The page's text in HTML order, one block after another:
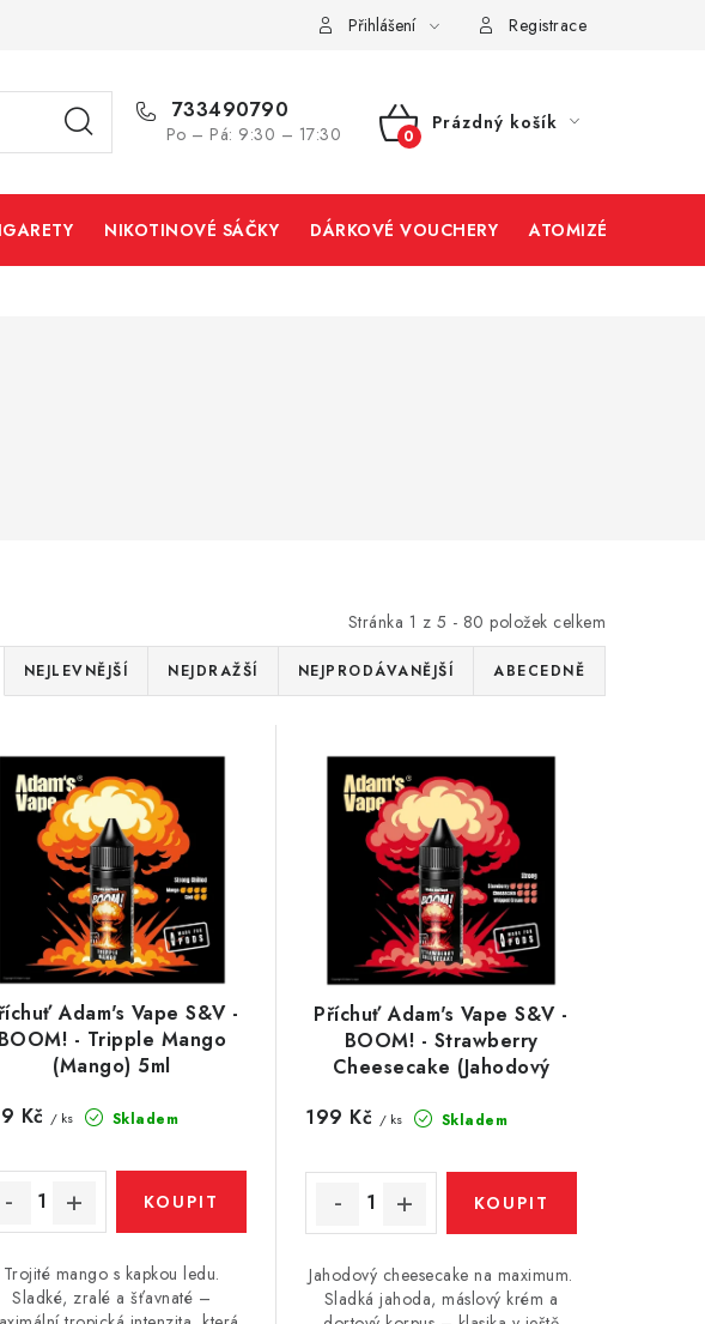
Přihlášení Registrace
733490790
Po – Pá: 9:30 – 17:30
NÁKUPNÍ
Prázdný košík
NIKOTINOVÉ SÁČKY DÁRKOVÉ VOUCHERY ATOMIZÉRY A
Stránka 1 z 5 - 80 položek celkem
NEJLEVNĚJŠÍ NEJDRAŽŠÍ NEJPRODÁVANĚJŠÍ ABECEDNĚ
Adam's Vape S&V -
BOOM! - Tripple Mango
(Mango) 5ml
Skladem
Kč / ks
Trojité mango s kapkou ledu.
Sladké, zralé a šťavnaté –
Příchuť Adam's Vape S&V -
BOOM! - Strawberry
Cheesecake (Jahodový
Skladem
199 Kč / ks
Jahodový cheesecake na maximum.
Sladká jahoda, máslový krém a